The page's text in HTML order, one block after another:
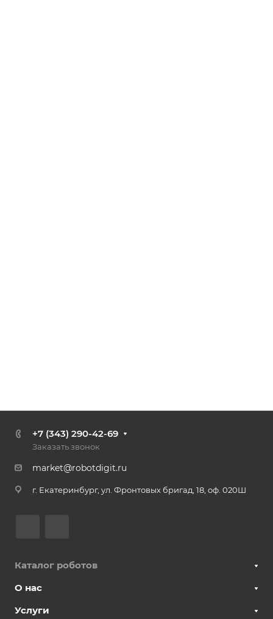
+7 (343) 290-42-69
Заказать звонок
market@robotdigit.ru
г. Екатеринбург, ул. Фронтовых бригад, 18, оф. 020Ш
Каталог роботов
О нас
Услуги